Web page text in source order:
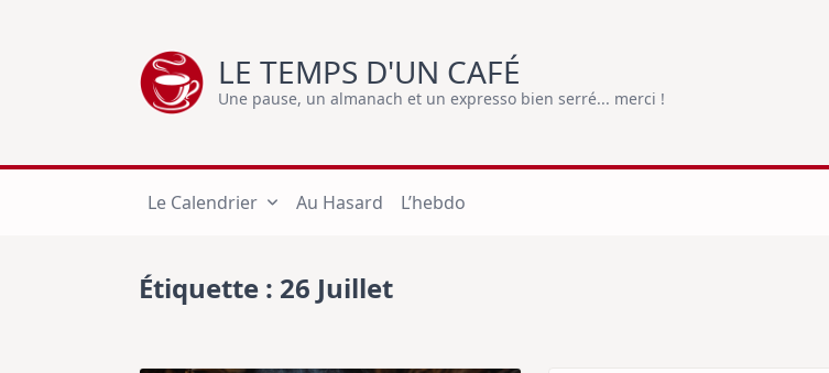
LE TEMPS D'UN CAFÉ
Une pause, un almanach et un expresso bien serré... merci !
Le Calendrier Au Hasard L’hebdo
Étiquette : 26 Juillet